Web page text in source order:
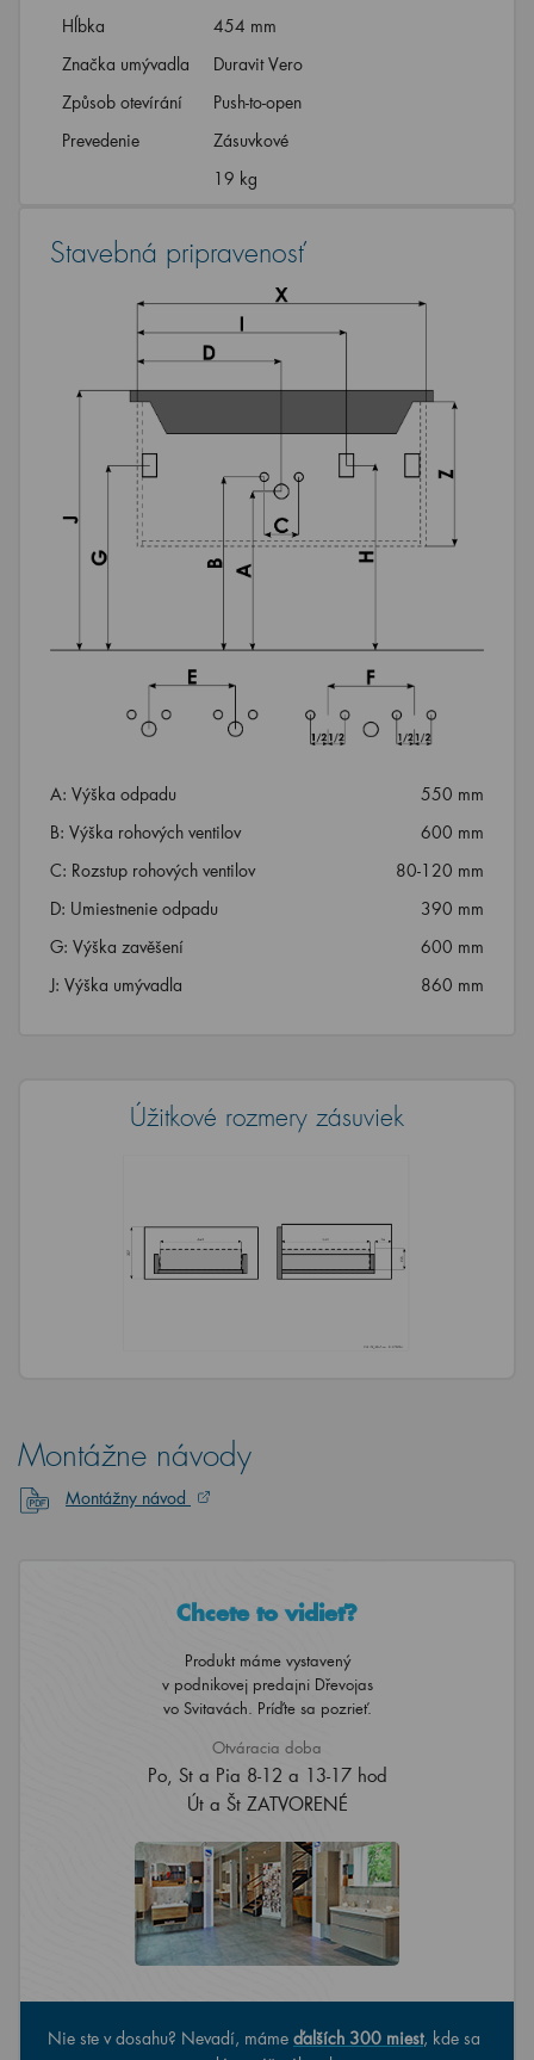
Hĺbka
454 mm
Značka umývadla
Duravit Vero
Způsob otevírání
Push-to-open
Prevedenie
Zásuvkové
19 kg
Stavebná pripravenosť
A: Výška odpadu
550 mm
B: Výška rohových ventilov
600 mm
C: Rozstup rohových ventilov
80-120 mm
D: Umiestnenie odpadu
390 mm
G: Výška zavěšení
600 mm
J: Výška umývadla
860 mm
Úžitkové rozmery zásuviek
Montážne návody
Montážny návod
Chcete to vidieť?
Produkt máme vystavený
v podnikovej predajni Dřevojas
vo Svitavách. Príďte sa pozrieť.
Otváracia doba
Po, St a Pia 8-12 a 13-17 hod
Út a Št ZATVORENÉ
Nie ste v dosahu? Nevadí, máme ďalších 300 miest, kde sa